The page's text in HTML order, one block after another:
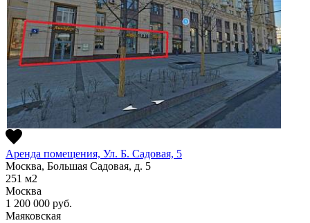
Аренда помещения, Ул. Б. Садовая, 5
Москва, Большая Садовая, д. 5
251 м2
Москва
1 200 000 руб.
Маяковская